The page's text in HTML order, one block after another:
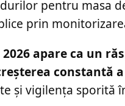
pentru masa
prin
apare ca un
constantă
și vigilența sporită